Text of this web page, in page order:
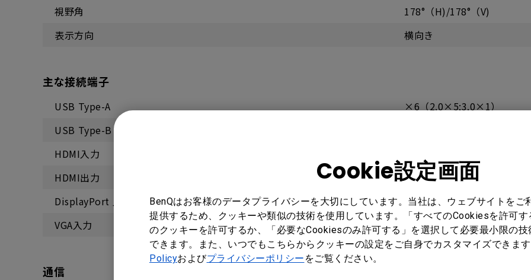
Cookie設定画面
BenQはお客様のデータプライバシーを大切にしています。当社は、ウェブサイトをご
提供するため、クッキーや類似の技術を使用しています。「すべてのCookiesを許可
のクッキーを許可するか、「必要なCookiesのみ許可する」を選択して必要最小限の
できます。また、いつでもこちらからクッキーの設定をご自身でカスタマイズできます
Policyおよびプライバシーポリシー をご覧ください。
視野角
178°（H)/178°（V)
表示方向
横向き
主な接続端子
USB Type-A
×6（2.0×5;3.0×1）
USB Type-B
HDMI入力
HDMI出力
x1
DisplayPort 入力
x1
VGA入力
×1
通信